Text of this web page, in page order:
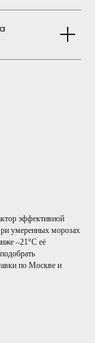
эффективной
умеренных морозах
–21°C её
по Москве и